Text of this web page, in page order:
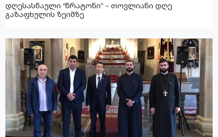
დღესასწაული “წრატონი” – თოვლიანი დღე
გაზაფხულის ზეიმზე